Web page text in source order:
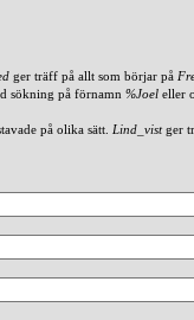
ger träff på allt som börjar på
sökning på förnamn %Joel eller
på olika sätt. Lind_vistger